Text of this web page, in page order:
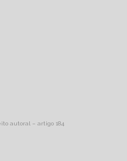
autoral – artigo 184